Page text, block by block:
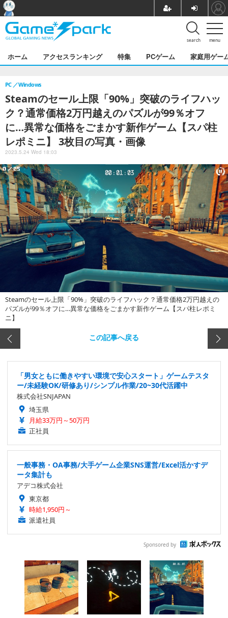
menu
search
ホーム アクセスランキング 特集 PCゲーム 家庭用ゲー
Steamのセール上限「90%」突破のライフハッ
ク？通常価格2万円越えのパズルが99％オフ
に…異常な価格をごまかす新作ゲーム【スパ柱
レポミニ】 3枚目の写真・画像
PC Windows
2023.5.24 Wed 18:03
Steamのセール上限「90%」突破のライフハック？通常価格2万円越えの
パズルが99％オフに…異常な価格をごまかす新作ゲーム【スパ柱レポミ
ニ】
この記事へ戻る
「男女ともに働きやすい環境で安心スタート」ゲームテスタ
ー/未経験OK/研修あり/シンプル作業/20~30代活躍中
株式会社SNJAPAN
埼玉県
月給33万円～50万円
正社員
一般事務・OA事務/大手ゲーム企業SNS運営/Excel活かすデ
ータ集計も
アデコ株式会社
東京都
時給1,950円～
派遣社員
Sponsored by